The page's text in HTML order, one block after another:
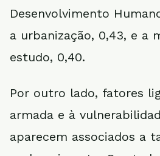
Desenvolvimento
a urbanização, 0,43, e a
estudo, 0,40.
Por outro lado, fatores
armada e à
aparecem associados a